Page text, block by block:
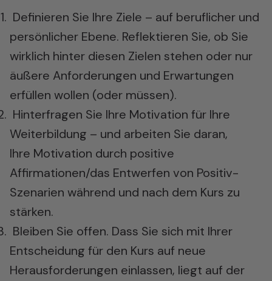
Definieren Sie Ihre Ziele – auf beruflicher und
persönlicher Ebene. Reflektieren Sie, ob Sie
wirklich hinter diesen Zielen stehen oder nur
äußere Anforderungen und Erwartungen
erfüllen wollen (oder müssen).
Hinterfragen Sie Ihre Motivation für Ihre
Weiterbildung – und arbeiten Sie daran,
Ihre Motivation durch positive
Affirmationen/das Entwerfen von Positiv-
Szenarien während und nach dem Kurs zu
stärken.
Bleiben Sie offen. Dass Sie sich mit Ihrer
Entscheidung für den Kurs auf neue
Herausforderungen einlassen, liegt auf der